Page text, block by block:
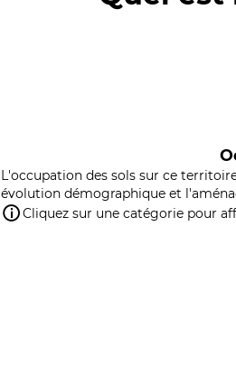
L'occupation des sols sur ce
évolution démographique et
Cliquez sur une catégorie pour